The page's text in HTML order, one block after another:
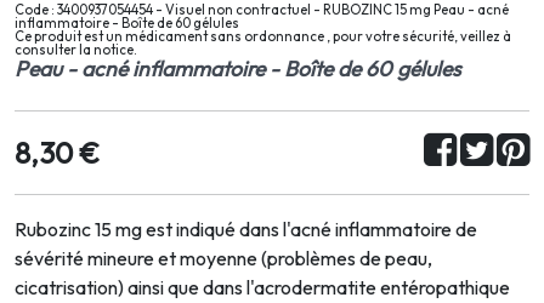
Code : 3400937054454 - Visuel non contractuel - RUBOZINC 15 mg Peau - acné
inflammatoire - Boîte de 60 gélules
Ce produit est un médicament sans ordonnance , pour votre sécurité, veillez à
consulter la notice.
Peau - acné inflammatoire - Boîte de 60 gélules
8,30 €
Rubozinc 15 mg est indiqué dans l'acné inflammatoire de
sévérité mineure et moyenne (problèmes de peau,
cicatrisation) ainsi que dans l'acrodermatite entéropathique